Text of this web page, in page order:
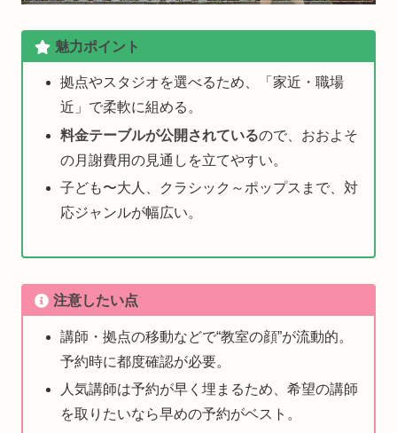
魅力ポイント
拠点やスタジオを選べるため、「家近・職場
近」で柔軟に組める。
料金テーブルが公開されているので、おおよそ
の月謝費用の見通しを立てやすい。
子ども〜大人、クラシック～ポップスまで、対
応ジャンルが幅広い。
注意したい点
講師・拠点の移動などで“教室の顔”が流動的。
予約時に都度確認が必要。
人気講師は予約が早く埋まるため、希望の講師
を取りたいなら早めの予約がベスト。